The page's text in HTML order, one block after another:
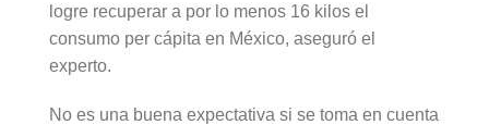
logre recuperar a por lo menos 16 kilos el
consumo per cápita en México, aseguró el
experto.
No es una buena expectativa si se toma en cuenta